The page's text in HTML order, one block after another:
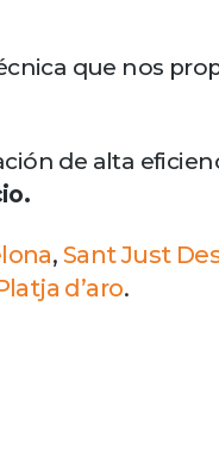
que nos
de alta
, Sant Just
d’aro.